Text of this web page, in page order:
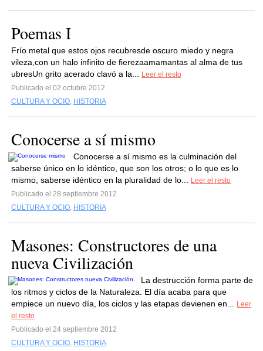
Poemas I
Frío metal que estos ojos recubresde oscuro miedo y negra
vileza,con un halo infinito de fierezaamamantas al alma de tus
ubresUn grito acerado clavó a la...
Leer el resto
Publicado el 02 octubre 2012
CULTURA Y OCIO, HISTORIA
Conocerse a sí mismo
Conocerse a sí mismo es la culminación del
saberse único en lo idéntico, que son los otros; o lo que es lo
mismo, saberse idéntico en la pluralidad de lo...
Leer el resto
Publicado el 28 septiembre 2012
CULTURA Y OCIO, HISTORIA
Masones: Constructores de una
nueva Civilización
La destrucción forma parte de
los ritmos y ciclos de la Naturaleza. El día acaba para que
empiece un nuevo día, los ciclos y las etapas devienen en...
Leer
el resto
Publicado el 24 septiembre 2012
CULTURA Y OCIO, HISTORIA